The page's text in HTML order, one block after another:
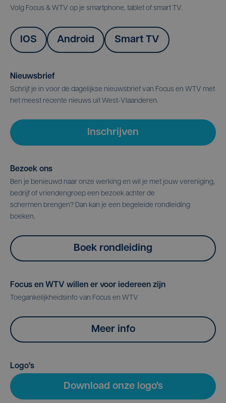
Volg Focus & WTV op je smartphone, tablet of smart TV.
IOS Android Smart TV
Nieuwsbrief
Schrijf je in voor de dagelijkse nieuwsbrief van Focus en WTV met
het meest recente nieuws uit West-Vlaanderen.
Inschrijven
Bezoek ons
Ben je benieuwd naar onze werking en wil je met jouw vereniging,
bedrijf of vriendengroep een bezoek achter de
schermen brengen? Dan kan je een begeleide rondleiding
boeken.
Boek rondleiding
Focus en WTV willen er voor iedereen zijn
Toegankelijkheidsinfo van Focus en WTV
Meer info
Logo's
Download onze logo's